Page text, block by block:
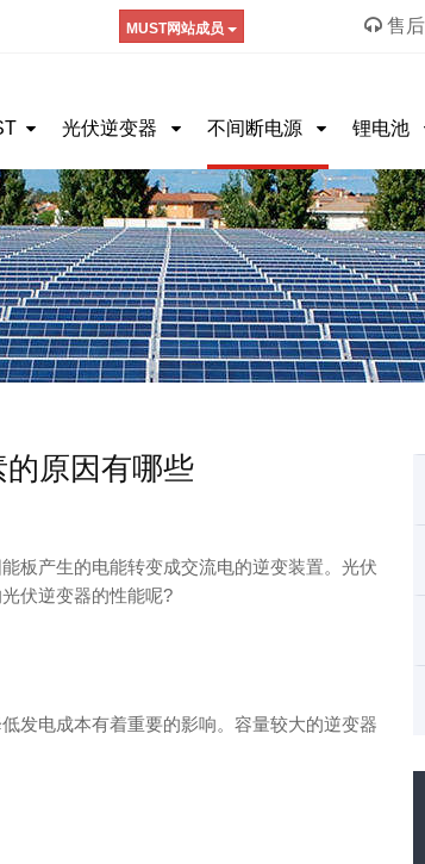
售
MUST网站成员
光伏逆变器 不间断电源 锂电池
原因有哪些
板产生的电能转变成交流电的逆变装置。光伏
伏逆变器的性能呢?
发电成本有着重要的影响。容量较大的逆变器